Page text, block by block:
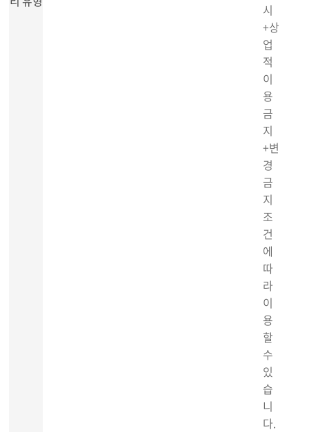
시
+상
업
적
이
용
금
지
+변
경
금
지
조
건
에
따
라
이
용
할
수
있
습
니
다.